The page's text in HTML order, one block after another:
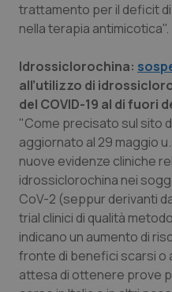
Oncologia &
Psoriasi & pelle
Quotidiano
Quotidiano
Quotidiano
Quotidiano
Rene & patologie
trattamento per il deficit
nella terapia antimicotica".
Idrossiclorochina:
all’utilizzo di
del COVID-19 al di fuori
"Come precisato sul sito
aggiornato al 29 maggio
nuove evidenze cliniche
idrossiclorochina nei
CoV-2 (seppur derivanti
trial clinici di qualità
indicano un aumento di
fronte di benefici scarsi o
attesa di ottenere prove